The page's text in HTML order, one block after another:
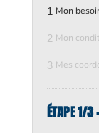
1 Mon
2 Mon
3 Mes
ÉTAPE 1/3